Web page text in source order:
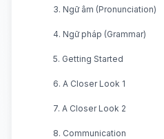
3. Ngữ âm (Pronunciation)
4. Ngữ pháp (Grammar)
5. Getting Started
6. A Closer Look 1
7. A Closer Look 2
8. Communication